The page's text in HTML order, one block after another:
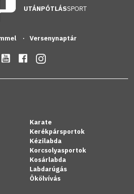
UTÁNPÓTLÁSSPORT
Versenynaptár
Karate
Kerékpársportok
Kézilabda
Korcsolyasportok
Kosárlabda
Labdarúgás
Ökölvívás